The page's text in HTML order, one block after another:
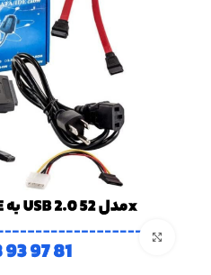
بزرگنمایی تصویر